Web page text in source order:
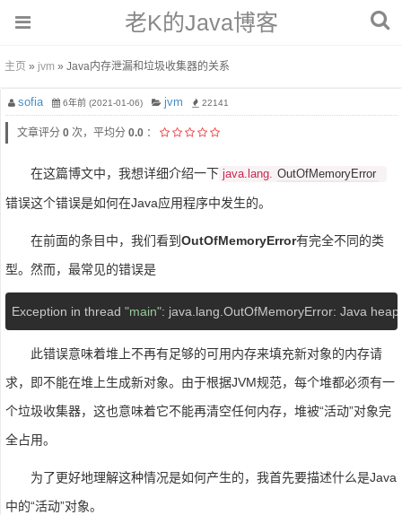
老K的Java博客
主页 » jvm » Java内存泄漏和垃圾收集器的关系
sofia 6年前 (2021-01-06) jvm 22141
文章评分 0 次，平均分 0.0 ：
在这篇博文中，我想详细介绍一下 java.lang. OutOfMemoryError
错误这个错误是如何在Java应用程序中发生的。
在前面的条目中，我们看到 OutOfMemoryError有完全不同的类
型。然而，最常见的错误是
Exception in thread "main": java.lang.OutOfMemoryError: Java
此错误意味着堆上不再有足够的可用内存来填充新对象的内存请
求，即不能在堆上生成新对象。由于根据JVM规范，每个堆都必须有一
个垃圾收集器，这也意味着它不能再清空任何内存，堆被“活动”对象完
全占用。
为了更好地理解这种情况是如何产生的，我首先要描述什么是Java
中的“活动”对象。